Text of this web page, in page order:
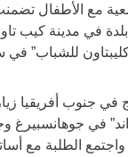
مع الأطفال
بلدة في مدينة كيب
للشباب” في
في جنوب أفريقيا
في جوهانسبيرغ
الطلبة مع